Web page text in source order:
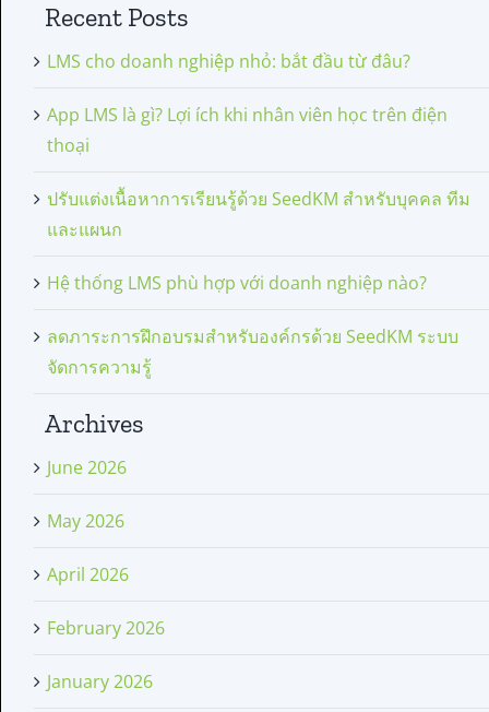
Recent Posts
LMS cho doanh nghiệp nhỏ: bắt đầu từ đâu?
App LMS là gì? Lợi ích khi nhân viên học trên điện
thoại
ปรับแต่งเนื้อหาการเรียนรู้ด้วย SeedKM สำหรับบุคคล ทีม
และแผนก
Hệ thống LMS phù hợp với doanh nghiệp nào?
ลดภาระการฝึกอบรมสำหรับองค์กรด้วย SeedKM ระบบ
จัดการความรู้
Archives
June 2026
May 2026
April 2026
February 2026
January 2026